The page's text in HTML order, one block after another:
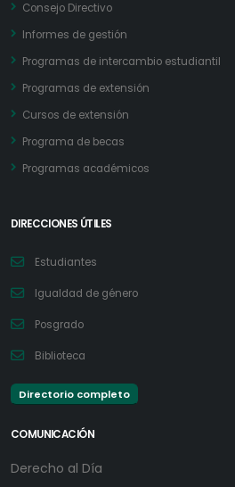
Consejo Directivo
Informes de gestión
Programas de intercambio estudiantil
Programas de extensión
Cursos de extensión
Programa de becas
Programas académicos
DIRECCIONES ÚTILES
Estudiantes
Igualdad de género
Posgrado
Biblioteca
Directorio completo
COMUNICACIÓN
Derecho al Día